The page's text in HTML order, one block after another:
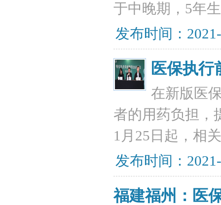
于中晚期，5年
发布时间：
医保执
在新版医
者的用药负担，
1月25日起，相
发布时间：
福建福州：医